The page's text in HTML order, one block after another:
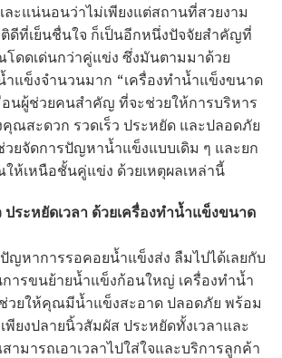
ะแน่นอนว่าไม่เพียงแต่สถานที่สวยงาม
ดีที่เย็นชื่นใจ ก็เป็นอีกหนึ่งปัจจัยสำคัญที่
ดดเด่นกว่าคู่แข่ง ซึ่งมันตามมาด้วย
แข็งจำนวนมาก “เครื่องทำน้ำแข็งขนาด
อนผู้ช่วยคนสำคัญ ที่จะช่วยให้การบริหาร
ณสะดวก รวดเร็ว ประหยัด และปลอดภัย
วยจัดการปัญหาน้ำแข็งแบบเดิม ๆ และยก
ห้เหนือชั้นคู่แข่ง ด้วยเหตุผลเหล่านี้
ประหยัดเวลา ด้วยเครื่องทำน้ำแข็งขนาด
ญหาการรอคอยน้ำแข็งส่ง ลืมไปได้เลยกับ
ารขนย้ายน้ำแข็งก้อนใหญ่ เครื่องทำน้ำ
วยให้คุณมีน้ำแข็งสะอาด ปลอดภัย พร้อม
พียงปลายนิ้วสัมผัส ประหยัดทั้งเวลาและ
ามารถเอาเวลาไปใส่ใจและบริการลูกค้า